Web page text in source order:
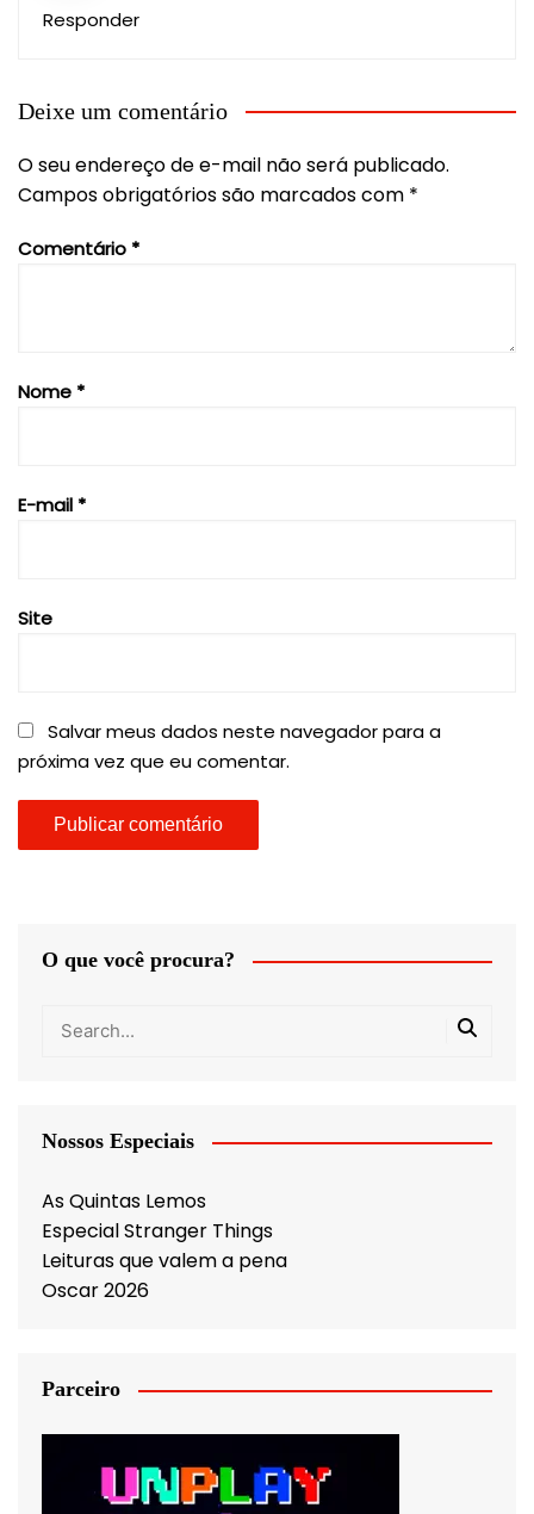
Responder
Deixe um comentário
O seu endereço de e-mail não será publicado.
Campos obrigatórios são marcados com *
Comentário *
Nome *
E-mail *
Site
Salvar meus dados neste navegador para a
próxima vez que eu comentar.
O que você procura?
Nossos Especiais
As Quintas Lemos
Especial Stranger Things
Leituras que valem a pena
Oscar 2026
Parceiro